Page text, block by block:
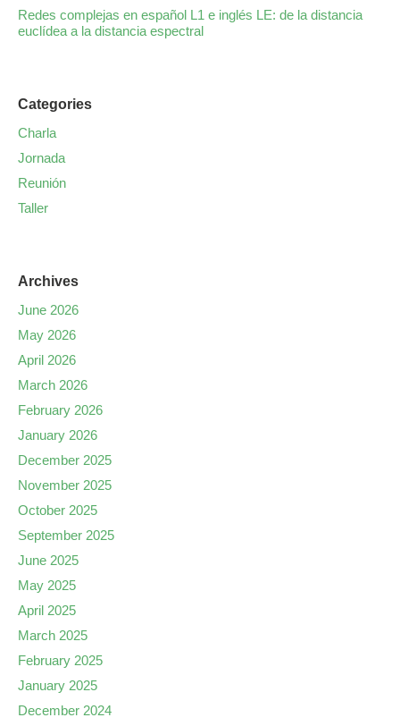
Redes complejas en español L1 e inglés LE: de la distancia
euclídea a la distancia espectral
Categories
Charla
Jornada
Reunión
Taller
Archives
June 2026
May 2026
April 2026
March 2026
February 2026
January 2026
December 2025
November 2025
October 2025
September 2025
June 2025
May 2025
April 2025
March 2025
February 2025
January 2025
December 2024